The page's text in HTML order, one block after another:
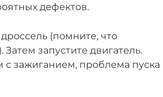
дефектов.
(помните, что
запустите двигатель.
с зажиганием, проблема пуска